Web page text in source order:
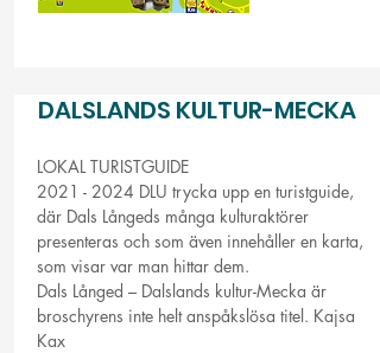
DALSLANDS KULTUR-MECKA
LOKAL TURISTGUIDE
2021 - 2024 DLU trycka upp en turistguide,
där Dals Långeds många kulturaktörer
presenteras och som även innehåller en karta,
som visar var man hittar dem.
Dals Långed – Dalslands kultur-Mecka är
broschyrens inte helt anspåkslösa titel. Kajsa
Kax